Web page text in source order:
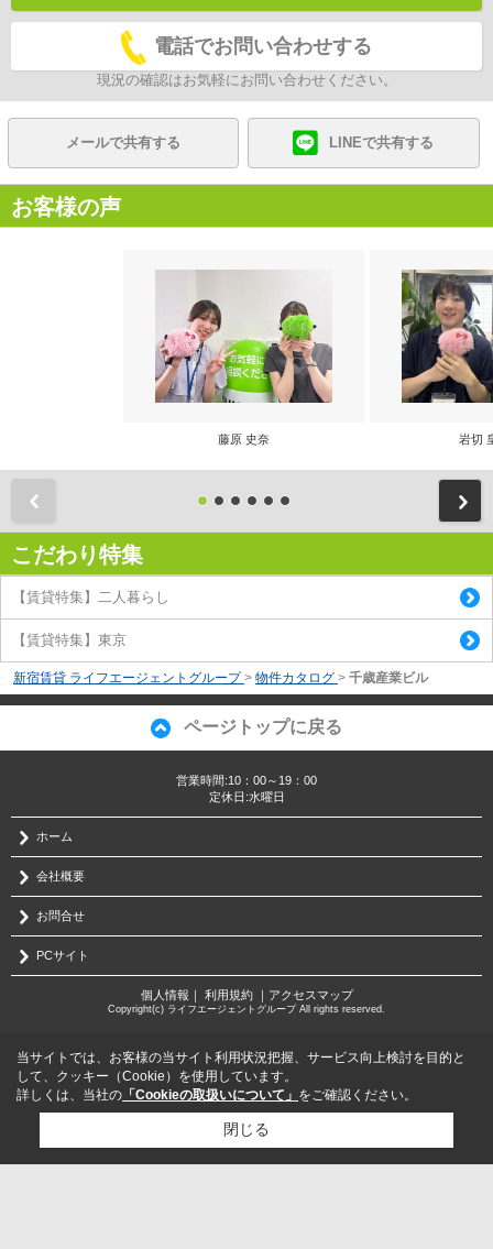
電話でお問い合わせする
現況の確認はお気軽にお問い合わせください。
メールで共有する LINEで共有する
お客様の声
藤原 史奈 岩切
こだわり特集
【賃貸特集】二人暮らし
【賃貸特集】東京
新宿賃貸 ライフエージェントグループ > 物件カタログ > 千歳産業ビル
ページトップに戻る
営業時間:10：00～19：00
定休日:水曜日
ホーム
会社概要
お問合せ
PCサイト
個人情報 利用規約｜ アクセスマップ
Copyright(c) ライフエージェントグループ All rights reserved.
当サイトでは、お客様の当サイト利用状況把握、サービス向上検討を目的と
して、クッキー（Cookie）を使用しています。
詳しくは、当社の 「Cookieの取扱いについて」 をご確認ください。
閉じる